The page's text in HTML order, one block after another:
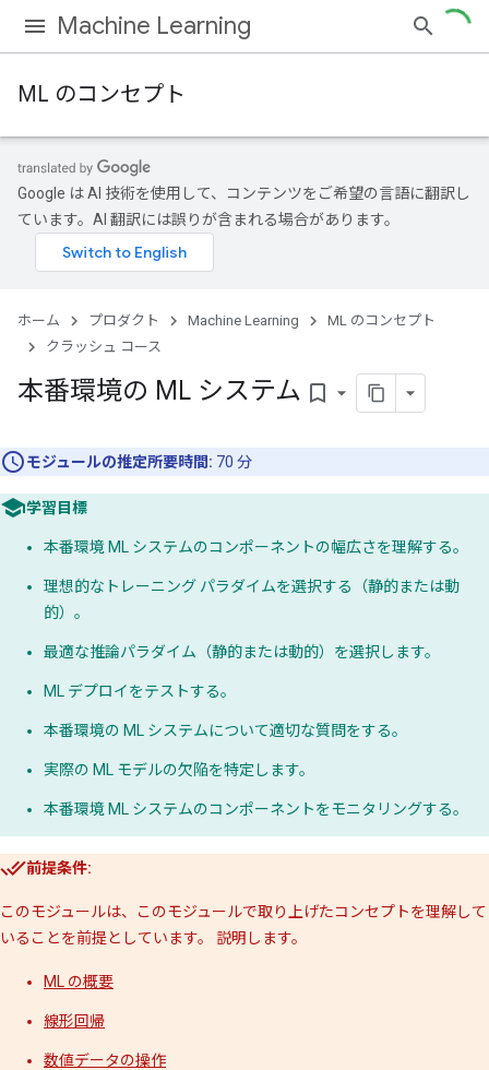
Machine Learning
ML のコンセプト
Google は AI 技術を使用して、コンテンツをご希望の言語に翻訳し
ています。AI 翻訳には誤りが含まれる場合があります。
ホーム プロダクト Machine Learning
ML のコンセプト
クラッシュ コース
本番環境の ML システム bookmark_border
モジュールの推定所要時間: 70 分
学習目標
本番環境 ML システムのコンポーネントの幅広さを理解する。
理想的なトレーニング パラダイムを選択する（静的または動
的）。
最適な推論パラダイム（静的または動的）を選択します。
ML デプロイをテストする。
本番環境の ML システムについて適切な質問をする。
実際の ML モデルの欠陥を特定します。
本番環境 ML システムのコンポーネントをモニタリングする。
前提条件:
このモジュールは、このモジュールで取り上げたコンセプトを理解して
いることを前提としています。 説明します。
ML の概要
線形回帰
数値データの操作